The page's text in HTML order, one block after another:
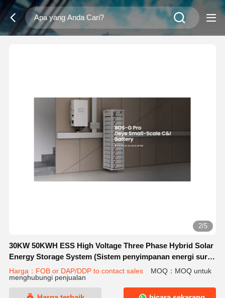
2/5
30KW 50KWH ESS High Voltage Three Phase Hybrid Solar
Energy Storage System (Sistem penyimpanan energi surya
hibrida tiga fase)
Harga：FOB or DAP/DDP to contact sales
MOQ：MOQ untuk
menghubungi penjualan